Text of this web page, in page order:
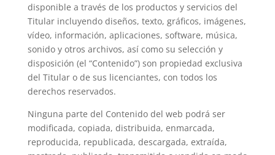
disponible a través de los productos y servicios del
Titular incluyendo diseños, texto, gráficos, imágenes,
vídeo, información, aplicaciones, software, música,
sonido y otros archivos, así como su selección y
disposición (el “Contenido”) son propiedad exclusiva
del Titular o de sus licenciantes, con todos los
derechos reservados.
Ninguna parte del Contenido del web podrá ser
modificada, copiada, distribuida, enmarcada,
reproducida, republicada, descargada, extraída,